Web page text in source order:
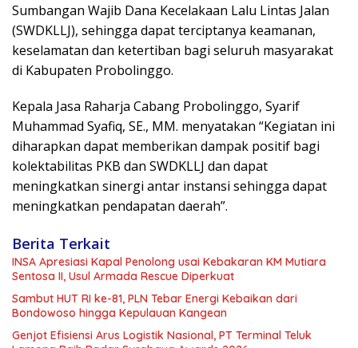
Sumbangan Wajib Dana Kecelakaan Lalu Lintas Jalan
(SWDKLLJ), sehingga dapat terciptanya keamanan,
keselamatan dan ketertiban bagi seluruh masyarakat
di Kabupaten Probolinggo.
Kepala Jasa Raharja Cabang Probolinggo, Syarif
Muhammad Syafiq, SE., MM. menyatakan “Kegiatan ini
diharapkan dapat memberikan dampak positif bagi
kolektabilitas PKB dan SWDKLLJ dan dapat
meningkatkan sinergi antar instansi sehingga dapat
meningkatkan pendapatan daerah”.
Berita Terkait
INSA Apresiasi Kapal Penolong usai Kebakaran KM Mutiara
Sentosa II, Usul Armada Rescue Diperkuat
Sambut HUT RI ke-81, PLN Tebar Energi Kebaikan dari
Bondowoso hingga Kepulauan Kangean
Genjot Efisiensi Arus Logistik Nasional, PT Terminal Teluk